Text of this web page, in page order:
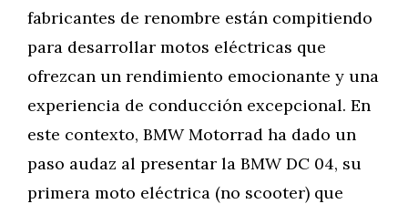
fabricantes de renombre están compitiendo
para desarrollar motos eléctricas que
ofrezcan un rendimiento emocionante y una
experiencia de conducción excepcional. En
este contexto, BMW Motorrad ha dado un
paso audaz al presentar la BMW DC 04, su
primera moto eléctrica (no scooter) que